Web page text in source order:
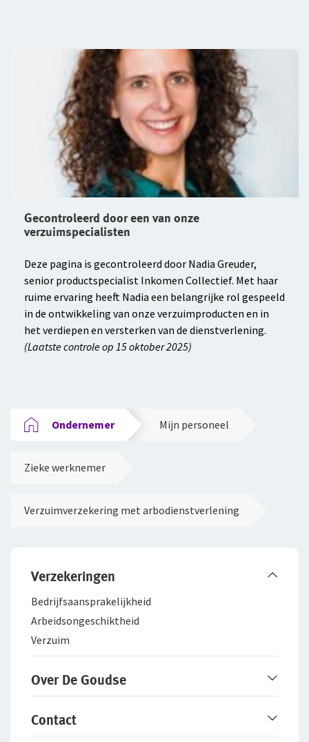
Gecontroleerd door een van onze
verzuimspecialisten
Deze pagina is gecontroleerd door Nadia Greuder,
senior productspecialist Inkomen Collectief. Met haar
ruime ervaring heeft Nadia een belangrijke rol gespeeld
in de ontwikkeling van onze verzuimproducten en in
het verdiepen en versterken van de dienstverlening.
(Laatste controle op 15 oktober 2025)
Ondernemer Mijn personeel
Zieke werknemer
Verzuimverzekering met arbodienstverlening
Verzekeringen
Bedrijfsaanspra­kelijkheid
Arbeidsongeschiktheid
Verzuim
Over De Goudse
Het merk De Goudse
Contact